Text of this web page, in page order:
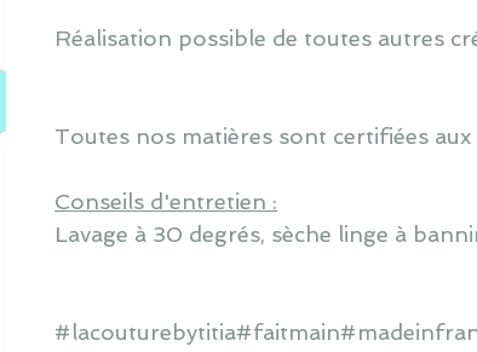
Réalisation possible de toutes autres
Toutes nos matières sont certifiées
Conseils d'entretien :
Lavage à 30 degrés, sèche linge à